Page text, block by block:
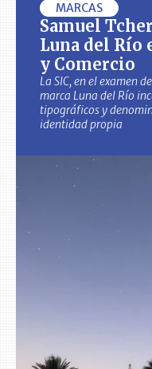
MARCAS
Samuel
Luna del Río
y Comercio
La SIC, en el examen
marca Luna del Río
tipográficos y
identidad propia